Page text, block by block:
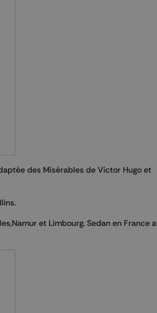
des Misérables de Victor Hugo et
et Limbourg. Sedan en France a